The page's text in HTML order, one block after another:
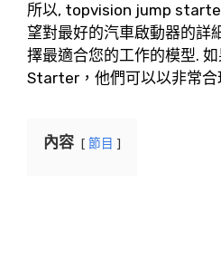
所以, topvision jump
望對最好的汽車啟動器的詳
擇最適合您的工作的模型.
Starter，他們可以以非常合
內容 節目